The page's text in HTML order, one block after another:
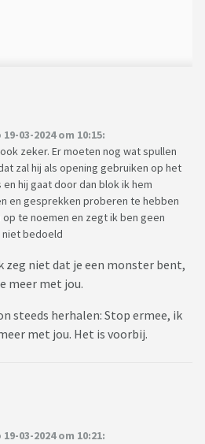
03-2024 om 10:15:
zeker. Er moeten nog wat spullen
zal hij als opening gebruiken op het
hij gaat door dan blok ik hem
en gesprekken proberen te hebben
te noemen en zegt ik ben geen
bedoeld
zeg niet dat je een monster bent,
meer met jou.
steeds herhalen: Stop ermee, ik
met jou. Het is voorbij.
03-2024 om 10:21: